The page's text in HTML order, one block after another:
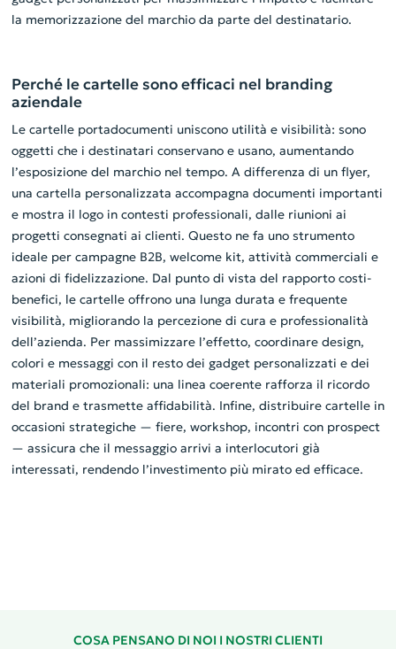
la memorizzazione del marchio da parte del destinatario.
Perché le cartelle sono efficaci nel branding
aziendale
Le cartelle portadocumenti uniscono utilità e visibilità: sono
oggetti che i destinatari conservano e usano, aumentando
l’esposizione del marchio nel tempo. A differenza di un flyer,
una cartella personalizzata accompagna documenti importanti
e mostra il logo in contesti professionali, dalle riunioni ai
progetti consegnati ai clienti. Questo ne fa uno strumento
ideale per campagne B2B, welcome kit, attività commerciali e
azioni di fidelizzazione. Dal punto di vista del rapporto costi-
benefici, le cartelle offrono una lunga durata e frequente
visibilità, migliorando la percezione di cura e professionalità
dell’azienda. Per massimizzare l’effetto, coordinare design,
colori e messaggi con il resto dei gadget personalizzati e dei
materiali promozionali: una linea coerente rafforza il ricordo
del brand e trasmette affidabilità. Infine, distribuire cartelle in
occasioni strategiche — fiere, workshop, incontri con prospect
— assicura che il messaggio arrivi a interlocutori già
interessati, rendendo l’investimento più mirato ed efficace.
COSA PENSANO DI NOI I NOSTRI CLIENTI